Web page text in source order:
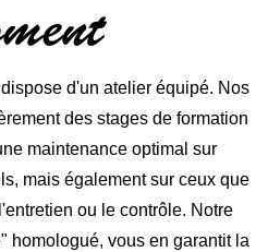
d'un atelier équipé. Nos
des stages de formation
maintenance optimal sur
mais également sur ceux que
ou le contrôle. Notre
homologué, vous en garantit la